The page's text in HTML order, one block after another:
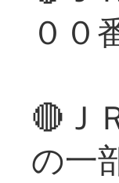
００
🔴Ｊ
の一